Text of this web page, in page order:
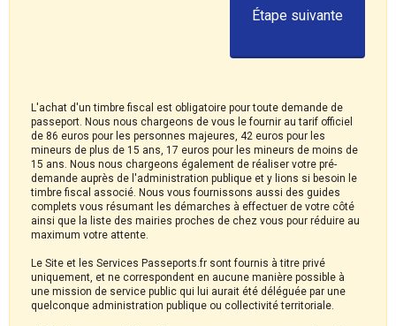
L'achat d'un timbre fiscal est obligatoire pour toute demande de
passeport. Nous nous chargeons de vous le fournir au tarif officiel
de 86 euros pour les personnes majeures, 42 euros pour les
mineurs de plus de 15 ans, 17 euros pour les mineurs de moins de
15 ans. Nous nous chargeons également de réaliser votre pré-
demande auprès de l'administration publique et y lions si besoin le
timbre fiscal associé. Nous vous fournissons aussi des guides
complets vous résumant les démarches à effectuer de votre côté
ainsi que la liste des mairies proches de chez vous pour réduire au
maximum votre attente.
Le Site et les Services Passeports.fr sont fournis à titre privé
uniquement, et ne correspondent en aucune manière possible à
une mission de service public qui lui aurait été déléguée par une
quelconque administration publique ou collectivité territoriale.